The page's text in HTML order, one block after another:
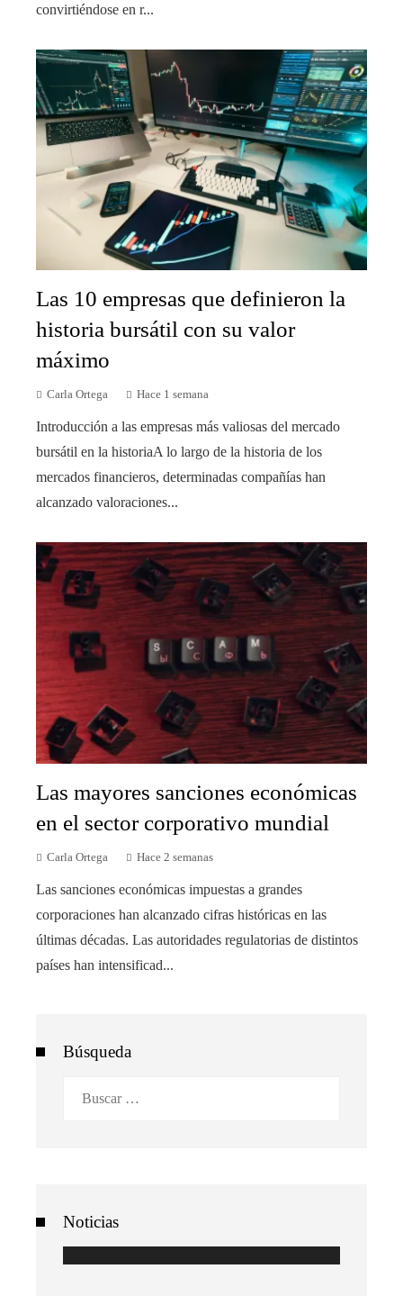
convirtiéndose en r...
Las 10 empresas que definieron la
historia bursátil con su valor
máximo
Carla Ortega Hace 1 semana
Introducción a las empresas más valiosas del mercado
bursátil en la historiaA lo largo de la historia de los
mercados financieros, determinadas compañías han
alcanzado valoraciones...
Las mayores sanciones económicas
en el sector corporativo mundial
Carla Ortega Hace 2 semanas
Las sanciones económicas impuestas a grandes
corporaciones han alcanzado cifras históricas en las
últimas décadas. Las autoridades regulatorias de distintos
países han intensificad...
Búsqueda
Noticias